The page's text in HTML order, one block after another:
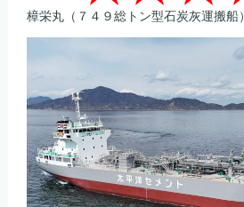
樟栄丸（７４９総トン型石炭灰運搬船）